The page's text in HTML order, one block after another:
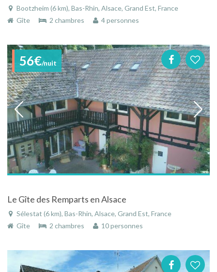
Bootzheim (6 km), Bas-Rhin, Alsace, Grand Est, France
Gîte
2 chambres 4 personnes
56€/nuit
Le Gîte des Remparts en Alsace
Sélestat (6 km), Bas-Rhin, Alsace, Grand Est, France
Gîte
2 chambres 10 personnes